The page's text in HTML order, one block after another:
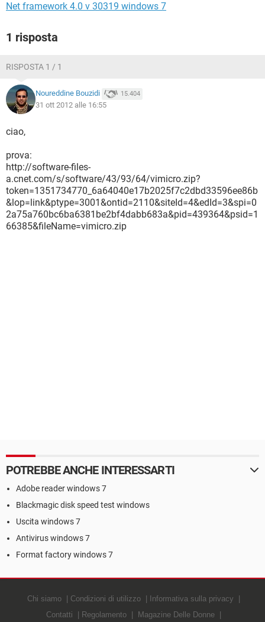
Net framework 4.0 v 30319 windows 7
1 risposta
RISPOSTA 1 / 1
Noureddine Bouzidi 15.404
31 ott 2012 alle 16:55
ciao,
prova:
http://software-files-
a.cnet.com/s/software/43/93/64/vimicro.zip?
token=1351734770_6a64040e17b2025f7c2dbd33596ee86b
&lop=link&ptype=3001&ontid=2110&siteId=4&edId=3&spi=0
2a75a760bc6ba6381be2bf4dabb683a&pid=439364&psid=1
66385&fileName=vimicro.zip
POTREBBE ANCHE INTERESSARTI
Adobe reader windows 7
Blackmagic disk speed test windows
Uscita windows 7
Antivirus windows 7
Format factory windows 7
Chi siamo Condizioni di utilizzo
Informativa sulla privacy
Contatti
Regolamento Magazine Delle Donne